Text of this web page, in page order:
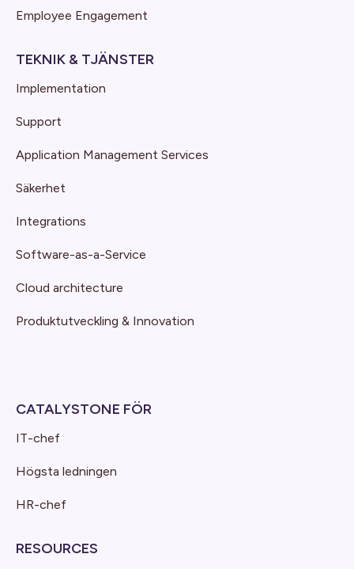
Employee Engagement
TEKNIK & TJÄNSTER
Implementation
Support
Application Management Services
Säkerhet
Integrations
Software-as-a-Service
Cloud architecture
Produktutveckling & Innovation
CATALYSTONE FÖR
IT-chef
Högsta ledningen
HR-chef
RESOURCES